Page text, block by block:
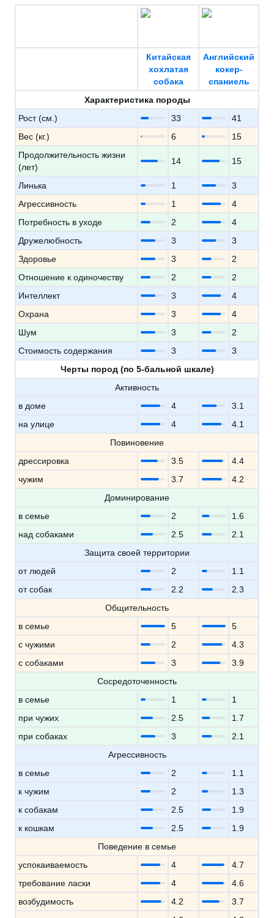
Китайская
хохлатая
собака
Английский
кокер-
спаниель
Характеристика породы
Рост (см.)
33
41
Вес (кг.)
6
15
Продолжительность жизни
(лет)
14 15
Линька 1
3
Агрессивность
1
4
Потребность в уходе
2
4
Дружелюбность
3
3
Здоровье
3
2
Отношение к одиночеству
2
2
Интеллект
3
4
Охрана
3
4
Шум
3
2
Стоимость содержания
3
3
Черты пород (по 5-бальной шкале)
Активность
в доме
4
3.1
на улице
4
4.1
Повиновение
дрессировка
3.5
4.4
чужим
3.7
4.2
Доминирование
в семье
2
1.6
над собаками
2.5
2.1
Защита своей территории
от людей
2
1.1
от собак
2.2
2.3
Общительность
в семье
5
5
с чужими
2
4.3
с собаками
3
3.9
Сосредоточенность
в семье
1
1
при чужих
2.5
1.7
при собаках
3
2.1
Агрессивность
в семье
2
1.1
к чужим
2
1.3
к собакам
2.5
1.9
к кошкам
2.5
1.9
Поведение в семье
успокаиваемость
4
4.7
требование ласки
4
4.6
возбудимость
4.2
3.7